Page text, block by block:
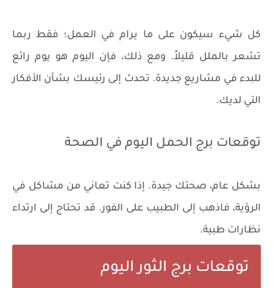
كل شيء سيكون على ما يرام في العمل؛ فقط ربما
تشعر بالملل قليلاً. ومع ذلك، فإن اليوم هو يوم رائع
للبدء في مشاريع جديدة. تحدث إلى رئيسك بشأن الأفكار
التي لديك.
توقعات برج الحمل اليوم في الصحة
​​بشكل عام، صحتك جيدة. إذا كنت تعاني من مشاكل في
الرؤية، فاذهب إلى الطبيب على الفور. قد تحتاج إلى ارتداء
نظارات طبية.
توقعات برج الثور اليوم